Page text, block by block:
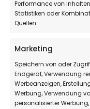
Performance von
Statistiken oder
Quellen.
Marketing
Speichern von oder
Endgerät, Verwendung
Werbeanzeigen,
Werbung, Verwendung
personalisierter